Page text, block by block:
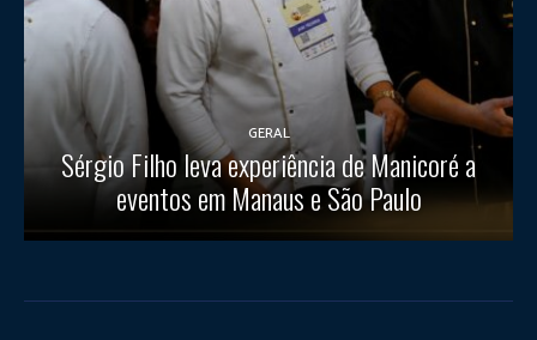
GERAL
Sérgio Filho leva experiência de Manicoré a
eventos em Manaus e São Paulo